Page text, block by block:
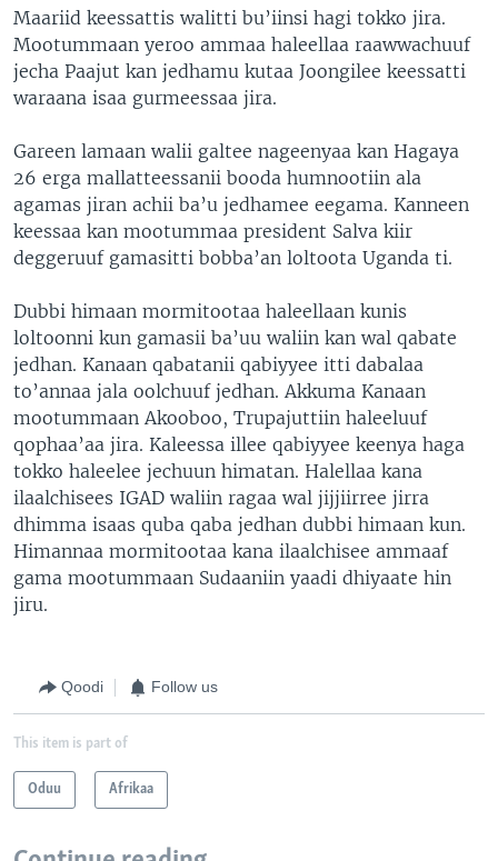
Maariid keessattis walitti bu’iinsi hagi tokko jira.
Mootummaan yeroo ammaa haleellaa raawwachuuf
jecha Paajut kan jedhamu kutaa Joongilee keessatti
waraana isaa gurmeessaa jira.
Gareen lamaan walii galtee nageenyaa kan Hagaya
26 erga mallatteessanii booda humnootiin ala
agamas jiran achii ba’u jedhamee eegama. Kanneen
keessaa kan mootummaa president Salva kiir
deggeruuf gamasitti bobba’an loltoota Uganda ti.
Dubbi himaan mormitootaa haleellaan kunis
loltoonni kun gamasii ba’uu waliin kan wal qabate
jedhan. Kanaan qabatanii qabiyyee itti dabalaa
to’annaa jala oolchuuf jedhan. Akkuma Kanaan
mootummaan Akooboo, Trupajuttiin haleeluuf
qophaa’aa jira. Kaleessa illee qabiyyee keenya haga
tokko haleelee jechuun himatan. Halellaa kana
ilaalchisees IGAD waliin ragaa wal jijjiirree jirra
dhimma isaas quba qaba jedhan dubbi himaan kun.
Himannaa mormitootaa kana ilaalchisee ammaaf
gama mootummaan Sudaaniin yaadi dhiyaate hin
jiru.
Qoodi Follow us
This item is part of
Oduu Afrikaa